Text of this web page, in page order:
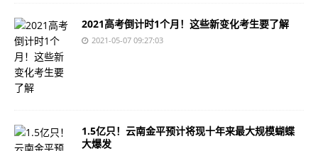
2021高考倒计时1个月！这些新变化考生要了解
2021-05-07 09:27:03
1.5亿只！云南金平预计将现十年来最大规模蝴蝶
大爆发